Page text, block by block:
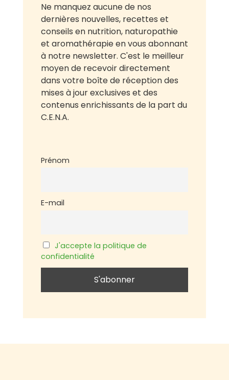
Ne manquez aucune de nos
dernières nouvelles, recettes et
conseils en nutrition, naturopathie
et aromathérapie en vous abonnant
à notre newsletter. C'est le meilleur
moyen de recevoir directement
dans votre boîte de réception des
mises à jour exclusives et des
contenus enrichissants de la part du
C.E.N.A.
Prénom
E-mail
J'accepte la politique de
confidentialité